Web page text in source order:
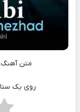
متن آهنگ
روی یک